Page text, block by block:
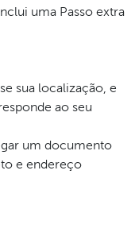
uma Passo extra
sua localização, e
ao seu
um documento
e endereço